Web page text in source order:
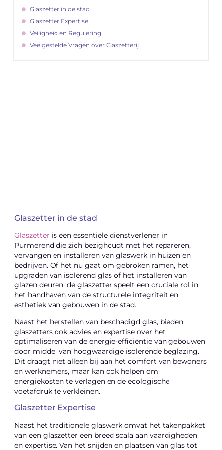
Glaszetter in de stad
Glaszetter is een essentiële dienstverlener in
Purmerend die zich bezighoudt met het repareren,
vervangen en installeren van glaswerk in huizen en
bedrijven. Of het nu gaat om gebroken ramen, het
upgraden van isolerend glas of het installeren van
glazen deuren, de glaszetter speelt een cruciale rol in
het handhaven van de structurele integriteit en
esthetiek van gebouwen in de stad.
Naast het herstellen van beschadigd glas, bieden
glaszetters ook advies en expertise over het
optimaliseren van de energie-efficiëntie van gebouwen
door middel van hoogwaardige isolerende beglazing.
Dit draagt niet alleen bij aan het comfort van bewoners
en werknemers, maar kan ook helpen om
energiekosten te verlagen en de ecologische
voetafdruk te verkleinen.
Glaszetter Expertise
Naast het traditionele glaswerk omvat het takenpakket
van een glaszetter een breed scala aan vaardigheden
en expertise. Van het snijden en plaatsen van glas tot
Glaszetter in de stad
Glaszetter Expertise
Veiligheid en Regulering
Veelgestelde Vragen over Glaszetterij